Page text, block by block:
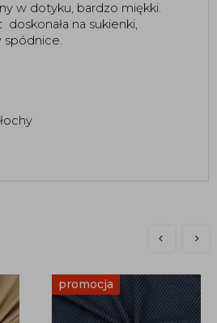
w dotyku, bardzo miękki.
doskonała na sukienki,
spódnice.
promocja